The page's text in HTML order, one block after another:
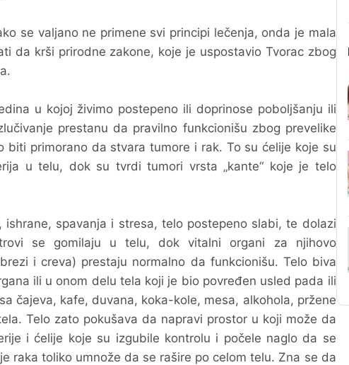
se valjano ne primene svi principi lečenja, onda je mala
da krši prirodne zakone, koje je uspostavio Tvorac zbog
u kojoj živimo postepeno ili doprinose poboljšanju ili
prestanu da pravilno funkcionišu zbog prevelike
primorano da stvara tumore i rak. To su ćelije koje su
u telu, dok su tvrdi tumori vrsta „kante“ koje je telo
spavanja i stresa, telo postepeno slabi, te dolazi
se gomilaju u telu, dok vitalni organi za njihovo
i creva) prestaju normalno da funkcionišu. Telo biva
ili u onom delu tela koji je bio povređen usled pada ili
čajeva, kafe, duvana, koka-kole, mesa, alkohola, pržene
Telo zato pokušava da napravi prostor u koji može da
i ćelije koje su izgubile kontrolu i počele naglo da se
raka toliko umnože da se rašire po celom telu. Zna se da